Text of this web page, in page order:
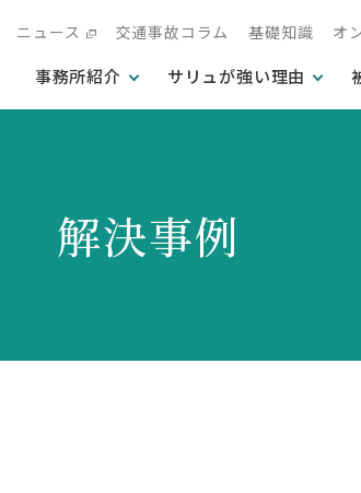
ニュース 交通事故コラム 基礎知識 オ
事務所紹介 サリュが強い理由
解決事例